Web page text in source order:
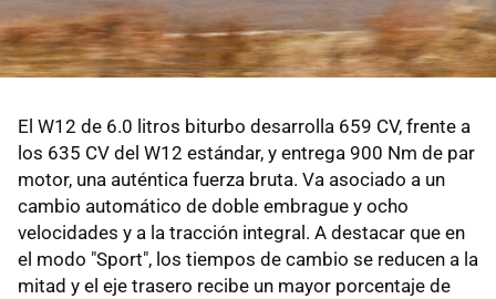
El W12 de 6.0 litros biturbo desarrolla 659 CV, frente a
los 635 CV del W12 estándar, y entrega 900 Nm de par
motor, una auténtica fuerza bruta. Va asociado a un
cambio automático de doble embrague y ocho
velocidades y a la tracción integral. A destacar que en
el modo "Sport", los tiempos de cambio se reducen a la
mitad y el eje trasero recibe un mayor porcentaje de